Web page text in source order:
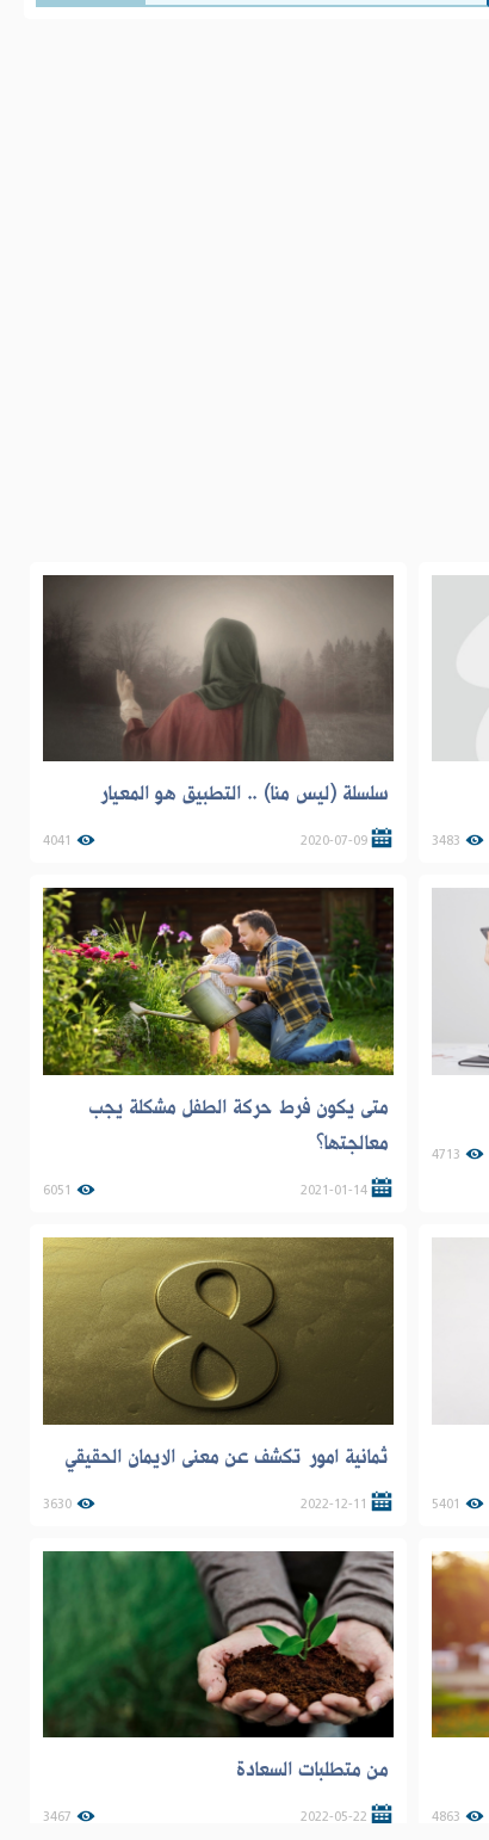
3483
سلسلة (ليس منا) .. التطبيق هو المعيار
2020-07-09
4041
4713
متى يكون فرط حركة الطفل مشكلة يجب
معالجتها؟
2021-01-14
6051
5401
ثمانية امور تكشف عن معنى الايمان الحقيقي
2022-12-11
3630
4863
من متطلبات السعادة
2022-05-22
3467